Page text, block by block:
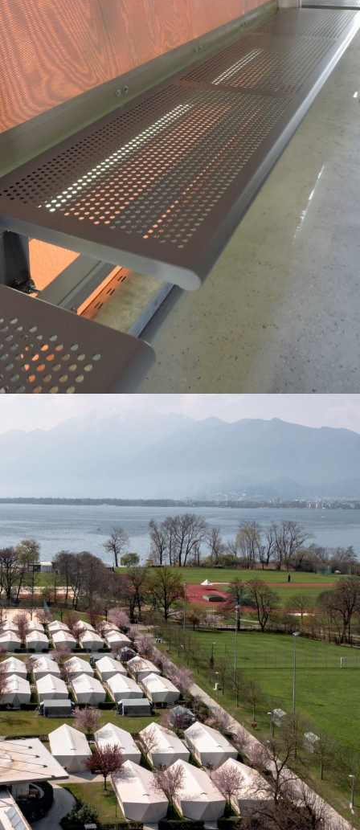
Nuove panchine per le tende CST
di Tenero
Nuove tende per il Centro
Sportivo Nazionale della Gioventù